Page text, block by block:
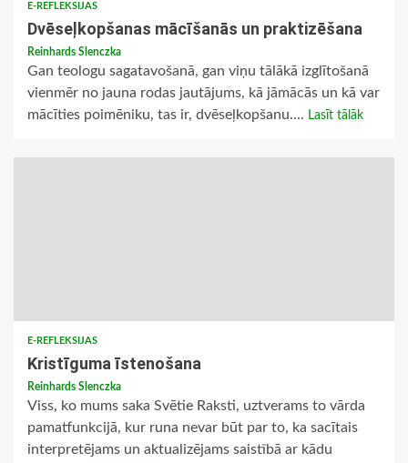
E-REFLEKSIJAS
Dvēseļkopšanas mācīšanās un praktizēšana
Reinhards Slenczka
Gan teologu sagatavošanā, gan viņu tālākā izglītošanā
vienmēr no jauna rodas jautājums, kā jāmācās un kā var
mācīties poimēniku, tas ir, dvēseļkopšanu.... Lasīt tālāk
E-REFLEKSIJAS
Kristīguma īstenošana
Reinhards Slenczka
Viss, ko mums saka Svētie Raksti, uztverams to vārda
pamatfunkcijā, kur runa nevar būt par to, ka sacītais
interpretējams un aktualizējams saistībā ar kādu